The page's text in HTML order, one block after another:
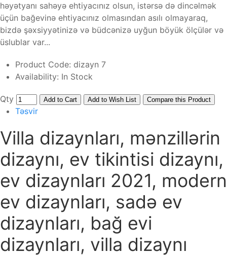
həyətyanı sahəyə ehtiyacınız olsun, istərsə də dincəlmək
üçün bağevinə ehtiyacınız olmasından asılı olmayaraq,
bizdə şəxsiyyətinizə və büdcənizə uyğun böyük ölçülər və
üslublar var...
Product Code: dizayn 7
Availability: In Stock
Qty Add to Cart Add to Wish List Compare this Product
Təsvir
Villa dizaynları, mənzillərin
dizaynı, ev tikintisi dizaynı,
ev dizaynları 2021, modern
ev dizaynları, sadə ev
dizaynları, bağ evi
dizaynları, villa dizaynı